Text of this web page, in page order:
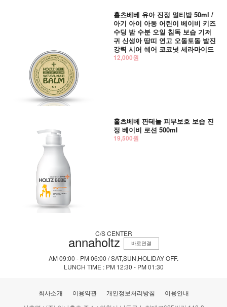
홀츠베베 유아 진정 멀티밤 50ml /
아기 아이 아동 어린이 베이비 키즈
수딩 밤 수분 오일 침독 보습 기저
귀 신생아 땀띠 연고 오돌토돌 발진
강력 시어 쉐어 코코넛 세라마이드
12,000원
홀츠베베 판테놀 피부보호 보습 진
정 베이비 로션 500ml
19,500원
C/S CENTER
annaholtz 바로연결
AM 09:00 - PM 06:00 / SAT,SUN,HOLIDAY OFF.
LUNCH TIME : PM 12:30 - PM 01:30
회사소개 이용약관 개인정보처리방침
이용안내